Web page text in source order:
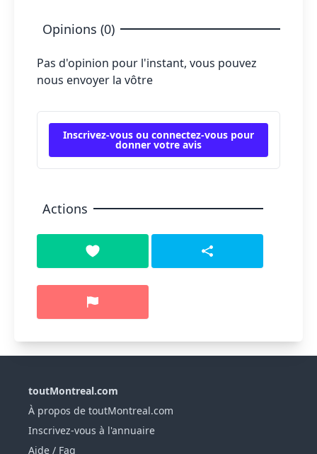
Opinions (0)
Pas d'opinion pour l'instant, vous pouvez
nous envoyer la vôtre
Inscrivez-vous ou connectez-vous pour
donner votre avis
Actions
toutMontreal.com
À propos de toutMontreal.com
Inscrivez-vous à l'annuaire
Aide / Faq